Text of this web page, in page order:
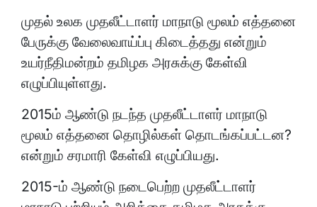
முதல் உலக முதலீட்டாளர் மாநாடு மூலம் எத்தனை
பேருக்கு வேலைவாய்ப்பு கிடைத்தது என்றும்
உயர்நீதிமன்றம் தமிழக அரசுக்கு கேள்வி
எழுப்பியுள்ளது.
2015ம் ஆண்டு நடந்த முதலீட்டாளர் மாநாடு
மூலம் எத்தனை தொழில்கள் தொடங்கப்பட்டன?
என்றும் சரமாரி கேள்வி எழுப்பியது.
2015-ம் ஆண்டு நடைபெற்ற முதலீட்டாளர்